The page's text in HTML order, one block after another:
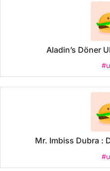
Aladin’s Döner
Mr. Imbiss Dubra :